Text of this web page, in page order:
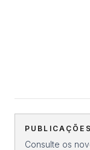
Consulte os